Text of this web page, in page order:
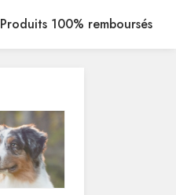
Produits 100% remboursés